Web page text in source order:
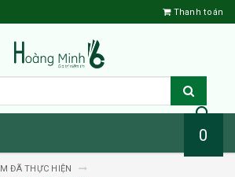
Thanh toán
0
ĐÃ THỰC HIỆN